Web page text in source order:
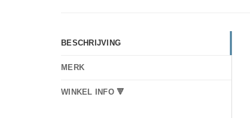
BESCHRIJVING
MERK
WINKEL INFO 🔻